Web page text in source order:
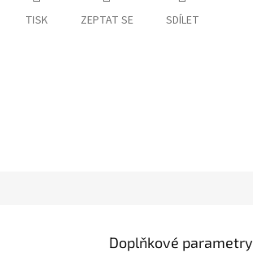
TISK ZEPTAT SE SDÍLET
Doplňkové parametry